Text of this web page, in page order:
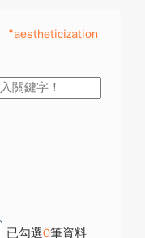
"aestheticization
已勾選0筆資料